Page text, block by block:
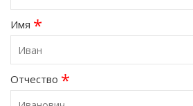
Имя *
Отчество *